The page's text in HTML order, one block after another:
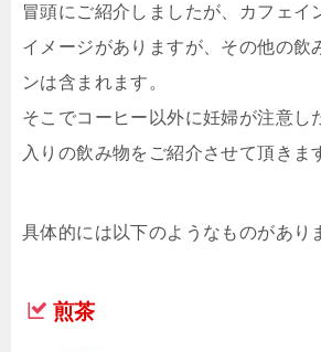
冒頭にご紹介しましたが、カフェイ
イメージがありますが、その他の飲
ンは含まれます。
そこでコーヒー以外に妊婦が注意し
入りの飲み物をご紹介させて頂きま
具体的には以下のようなものがあり
煎茶